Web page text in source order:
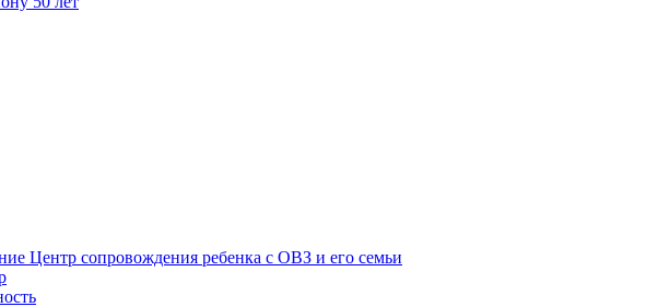
Центр сопровождения ребенка с ОВЗ и его семьи